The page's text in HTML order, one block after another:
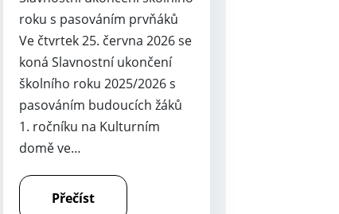
roku s pasováním prvňáků
Ve čtvrtek 25. června 2026 se
koná Slavnostní ukončení
školního roku 2025/2026 s
pasováním budoucích žáků
1. ročníku na Kulturním
domě ve…
Přečíst